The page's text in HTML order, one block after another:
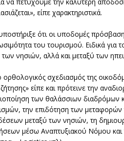
είπε χαρακτηριστικά.
ότι οι υποδομές
του τουρισμού. Ειδικά
νησιών, αλλά και μεταξύ των
ορθολογικός σχεδιασμός της
ζήτησης» είπε και πρότεινε την
των θαλάσσιων διαδρόμων
την επιδότηση των
μεταξύ των νησιών, τη
μέσω Αναπτυξιακού Νόμου